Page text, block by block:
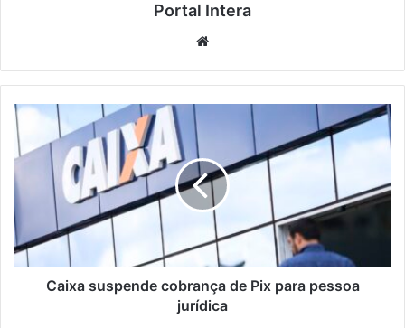
Portal Intera
Caixa suspende cobrança de Pix para pessoa
jurídica